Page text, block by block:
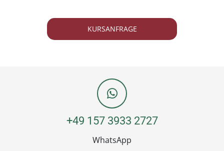
KURSANFRAGE
+49 157 3933 2727
WhatsApp